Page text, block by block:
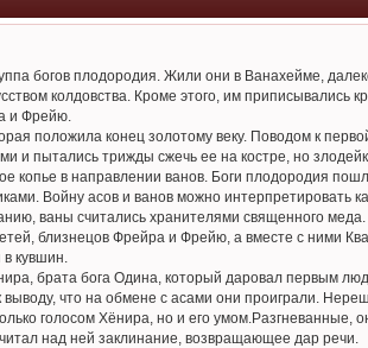
богов плодородия. Жили они в Ванахейме,
колдовства. Кроме этого, им
и Фрейю.
положила конец золотому веку. Поводом к
и пытались трижды сжечь ее на костре, но
копье в направлении ванов. Боги плодородия
Войну асов и ванов можно интерпретировать
ваны считались хранителями священного меда.
близнецов Фрейра и Фрейю, а вместе с ними
кувшин.
брата бога Одина, который даровал первым
что на обмене с асами они проиграли.
голосом Хёнира, но и его умом.Разгневанные,
над ней заклинание, возвращающее дар речи.